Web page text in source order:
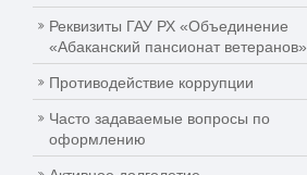
Реквизиты ГАУ РХ «Объединение
«Абаканский пансионат ветеранов»
Противодействие коррупции
Часто задаваемые вопросы по
оформлению